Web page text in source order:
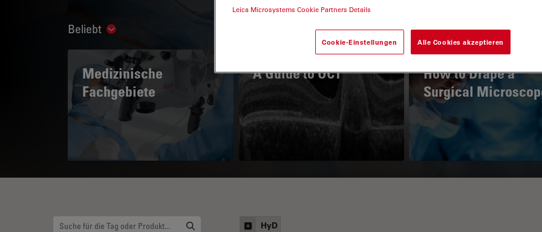
Beliebt Show subnavigation
Medizinische
Fachgebiete
A Guide to OCT
How to Drape a
Surgical
HyD
Leica Microsystems Cookie Partners Details
Cookie-Einstellungen Alle Cookies akzeptieren